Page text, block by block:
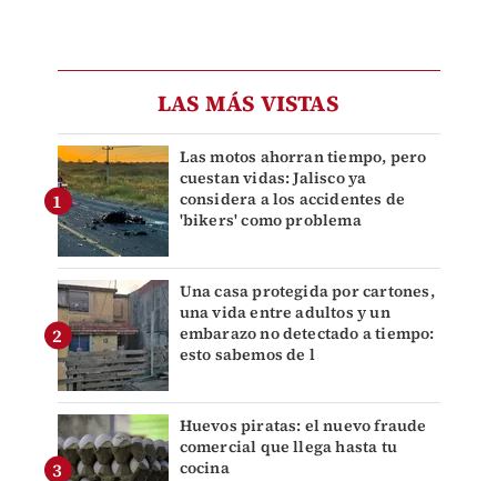
LAS MÁS VISTAS
Las motos ahorran tiempo, pero
cuestan vidas: Jalisco ya
considera a los accidentes de
'bikers' como problema
Una casa protegida por cartones,
una vida entre adultos y un
embarazo no detectado a tiempo:
esto sabemos de l
Huevos piratas: el nuevo fraude
comercial que llega hasta tu
cocina